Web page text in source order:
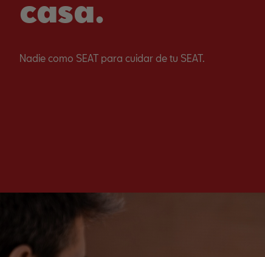
casa.
Nadie como SEAT para cuidar de tu SEAT.